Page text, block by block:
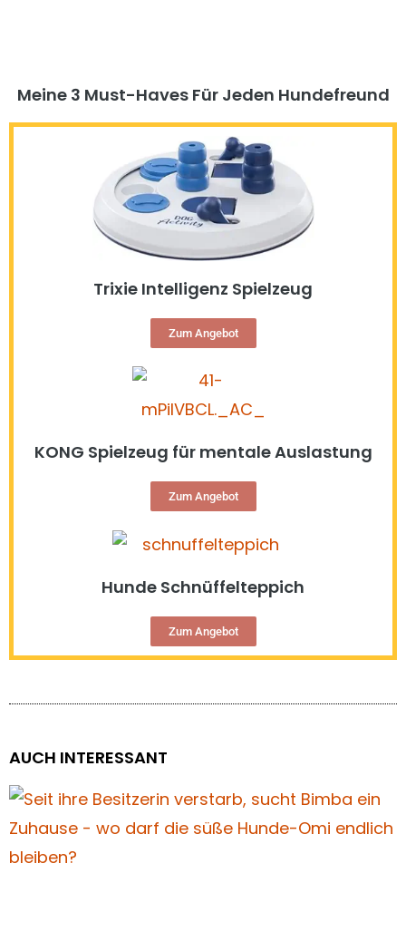
Meine 3 Must-Haves Für Jeden Hundefreund​
Trixie Intelligenz Spielzeug
Zum Angebot
KONG Spielzeug für mentale Auslastung
Zum Angebot
Hunde Schnüffelteppich
Zum Angebot
AUCH INTERESSANT